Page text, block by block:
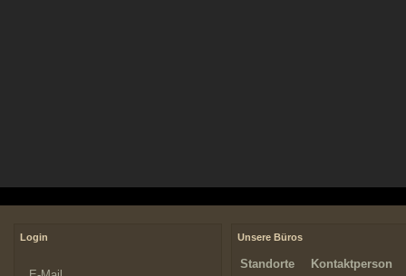
Login Unsere Büros
Standorte Kontaktperson